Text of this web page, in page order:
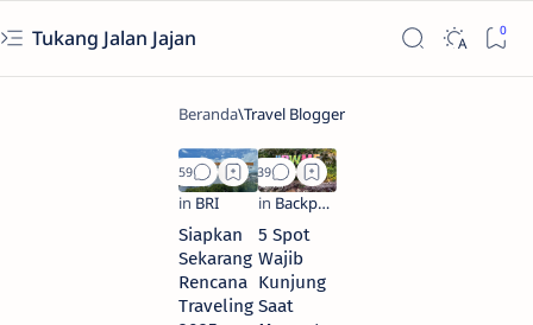
Tukang Jalan Jajan
Siapkan
Sekarang
Rencana
Traveling
5 Spot
Wajib
Kunjung
Saat